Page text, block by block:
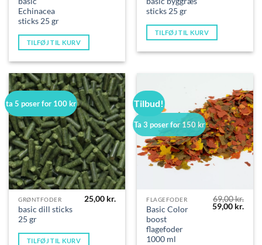
Echinacea
sticks 25 gr
TILFØJ TIL KURV
sticks 25 gr
TILFØJ TIL KURV
ta 5 poser for 100 kr
GRØNTFODER
basic dill sticks
25 gr
25,00 kr.
TILFØJ TIL KURV
Tilbud!
Ta 3 poser for 150 kr
FLAGEFODER
Basic Color
boost
flagefoder
1000 ml
69,00kr.
Den
oprindelige
59,00 kr.